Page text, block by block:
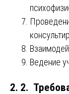
Ведение
2. 2.